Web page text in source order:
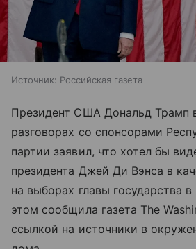
Источник: Российская газета
Президент США Дональд Трамп
разговорах со спонсорами
партии заявил, что хотел бы
президента Джей Ди Вэнса в
на выборах главы государства
этом сообщила газета The
ссылкой на источники в